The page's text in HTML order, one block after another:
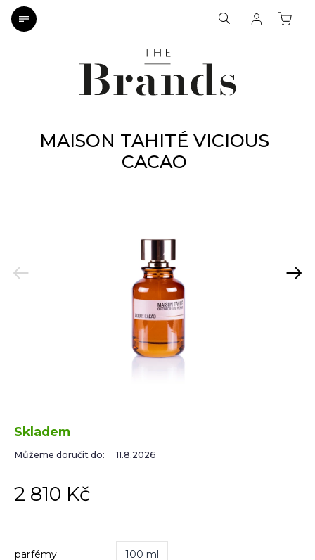
MAISON TAHITÉ VICIOUS
CACAO
Previous Next
parfémy 100 ml
2 810 Kč
Skladem
Můžeme doručit do: 11.8.2026